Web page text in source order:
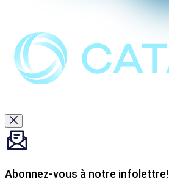
Abonnez-vous à notre infolettre!